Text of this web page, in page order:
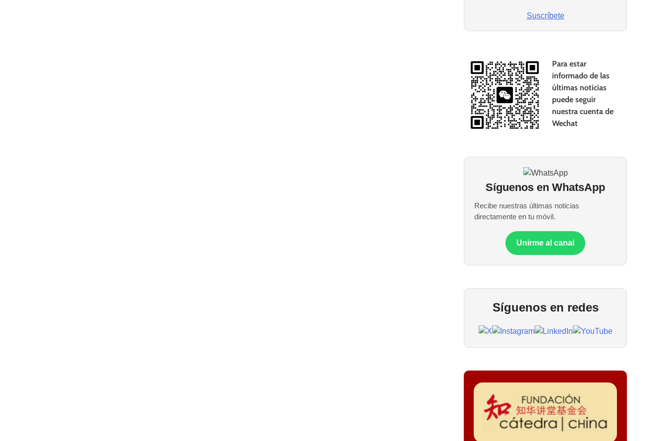
Suscríbete
Para estar
informado de las
últimas noticias
puede seguir
nuestra cuenta de
Wechat
Síguenos en WhatsApp
Recibe nuestras últimas noticias
directamente en tu móvil.
Unirme al canal
Síguenos en redes